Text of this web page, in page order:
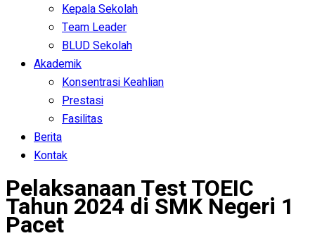
Kepala Sekolah
Team Leader
BLUD Sekolah
Akademik
Konsentrasi Keahlian
Prestasi
Fasilitas
Berita
Kontak
Pelaksanaan Test TOEIC
Tahun 2024 di SMK Negeri 1
Pacet